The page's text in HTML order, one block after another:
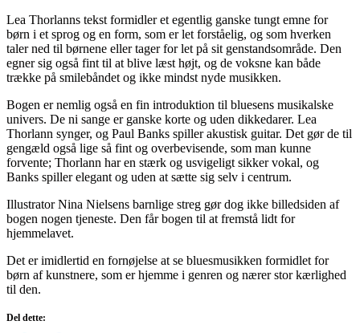
Lea Thorlanns tekst formidler et egentlig ganske tungt emne for
børn i et sprog og en form, som er let forståelig, og som hverken
taler ned til børnene eller tager for let på sit genstandsområde. Den
egner sig også fint til at blive læst højt, og de voksne kan både
trække på smilebåndet og ikke mindst nyde musikken.
Bogen er nemlig også en fin introduktion til bluesens musikalske
univers. De ni sange er ganske korte og uden dikkedarer. Lea
Thorlann synger, og Paul Banks spiller akustisk guitar. Det gør de til
gengæld også lige så fint og overbevisende, som man kunne
forvente; Thorlann har en stærk og usvigeligt sikker vokal, og
Banks spiller elegant og uden at sætte sig selv i centrum.
Illustrator Nina Nielsens barnlige streg gør dog ikke billedsiden af
bogen nogen tjeneste. Den får bogen til at fremstå lidt for
hjemmelavet.
Det er imidlertid en fornøjelse at se bluesmusikken formidlet for
børn af kunstnere, som er hjemme i genren og nærer stor kærlighed
til den.
Del dette: